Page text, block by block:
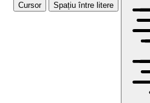
Cursor Spațiu între litere